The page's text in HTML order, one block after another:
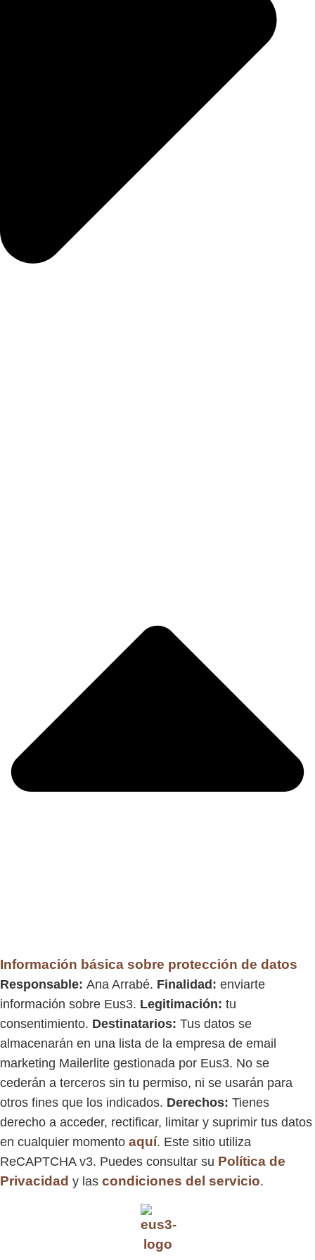
Información básica sobre protección de datos
Responsable: Ana Arrabé. Finalidad: enviarte
información sobre Eus3. Legitimación: tu
consentimiento. Destinatarios: Tus datos se
almacenarán en una lista de la empresa de email
marketing Mailerlite gestionada por Eus3. No se
cederán a terceros sin tu permiso, ni se usarán para
otros fines que los indicados. Derechos: Tienes
derecho a acceder, rectificar, limitar y suprimir tus datos
en cualquier momento aquí. Este sitio utiliza
ReCAPTCHA v3. Puedes consultar su Política de
Privacidad y las condiciones del servicio.